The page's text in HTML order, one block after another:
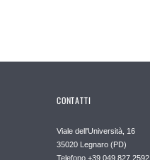
CONTATTI
Viale dell'Università, 16
35020 Legnaro (PD)
Telefono +39 049 827 2592